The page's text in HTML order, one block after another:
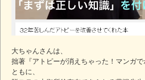
大ちゃんさんは、
拙著『アトピーが消えちゃった！マンガ
ともに、